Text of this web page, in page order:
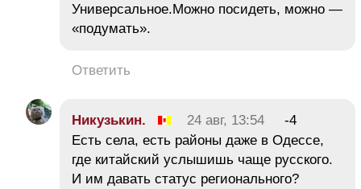
Универсальное.Можно посидеть, можно —
«подумать».
Ответить
Никузькин. 24 авг, 13:54
-4
Есть села, есть районы даже в Одессе,
где китайский услышишь чаще русского.
И им давать статус регионального?